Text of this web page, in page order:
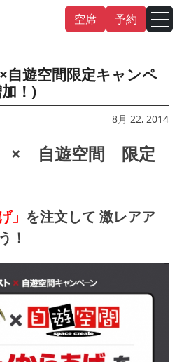
空席 予約
自遊空間限定キャンペ
！)
8月 22, 2014
× 自遊空間 限定
」 を注文して 激レアア
！
體） 中文（简 体
日本語